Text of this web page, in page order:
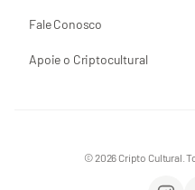
Fale Conosco
Apoie o Criptocultural
© 2026 Cripto Cultural.